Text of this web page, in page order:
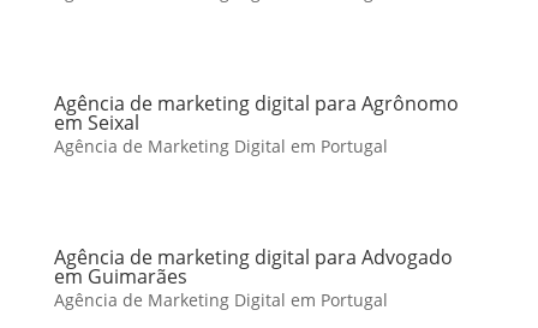
Agência de marketing digital para Agrônomo
em Seixal
Agência de Marketing Digital em Portugal
Agência de marketing digital para Advogado
em Guimarães
Agência de Marketing Digital em Portugal